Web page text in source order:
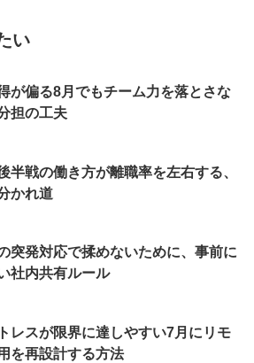
い
が偏る8月でもチーム力を落とさな
担の工夫
半戦の働き方が離職率を左右する、
かれ道
突発対応で揉めないために、事前に
社内共有ルール
レスが限界に達しやすい7月にリモ
を再設計する方法